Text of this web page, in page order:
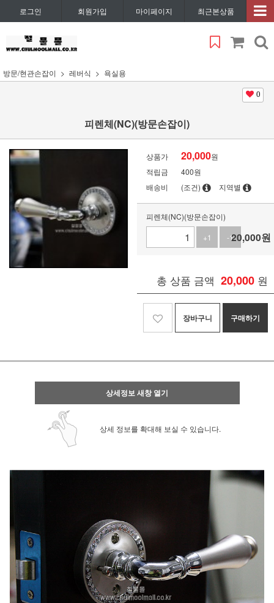
로그인 회원가입 마이페이지 최근본상품
방문/현관손잡이 레버식 욕실용
0
피렌체(NC)(방문손잡이)
상품가 20,000원
적립금
400원
배송비
(조건) 지역별
피렌체(NC)(방문손잡이)
+1
-120,000원
총 상품 금액 20,000 원
장바구니 구매하기
상세정보 새창 열기
상세 정보를 확대해 보실 수 있습니다.